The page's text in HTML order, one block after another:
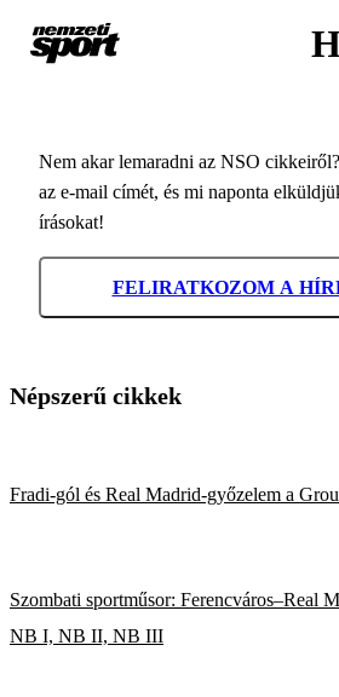
Nem akar lemaradni az NSO
az e-mail címét, és mi naponta
írásokat!
FELIRATKOZOM A
Népszerű cikkek
Fradi-gól és Real Madrid-győzelem a
Szombati sportműsor: Ferencváros–Real
NB I, NB II, NB III